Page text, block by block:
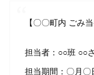
【〇〇町内 ごみ
担当者：○○班 ○○
担当期間：〇月〇